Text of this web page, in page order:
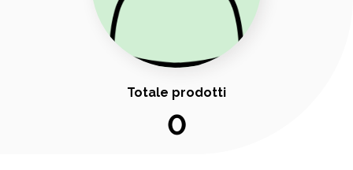
Totale prodotti
0